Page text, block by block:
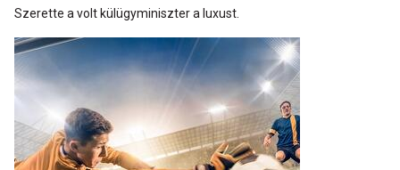
Szerette a volt külügyminiszter a luxust.